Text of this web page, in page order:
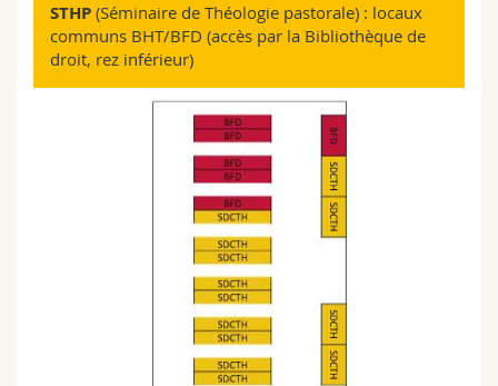
STHP (Séminaire de Théologie pastorale) : locaux
communs BHT/BFD (accès par la Bibliothèque de
droit, rez inférieur)